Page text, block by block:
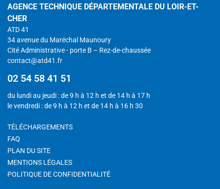
AGENCE TECHNIQUE DÉPARTEMENTALE DU LOIR-ET-
CHER
ATD 41
34 avenue du Maréchal Maunoury
Cité Administrative - porte B – Rez-de-chaussée
contact@atd41.fr
02 54 58 41 51
du lundi au jeudi : de 9 h à 12 h et de 14 h à 17 h
le vendredi : de 9 h à 12 h et de 14 h à 16 h 30
TÉLÉCHARGEMENTS
FAQ
PLAN DU SITE
MENTIONS LÉGALES
POLITIQUE DE CONFIDENTIALITÉ